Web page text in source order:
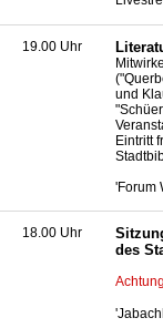
19.00 Uhr
und
Eintritt
'Forum
18.00 Uhr
des